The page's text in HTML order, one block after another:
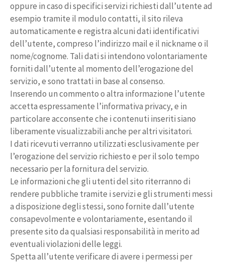
oppure in caso di specifici servizi richiesti dall’utente ad
esempio tramite il modulo contatti, il sito rileva
automaticamente e registra alcuni dati identificativi
dell’utente, compreso l’indirizzo mail e il nickname o il
nome/cognome. Tali dati si intendono volontariamente
forniti dall’utente al momento dell’erogazione del
servizio, e sono trattati in base al consenso.
Inserendo un commento o altra informazione l’utente
accetta espressamente l’informativa privacy, e in
particolare acconsente che i contenuti inseriti siano
liberamente visualizzabili anche per altri visitatori.
I dati ricevuti verranno utilizzati esclusivamente per
l’erogazione del servizio richiesto e per il solo tempo
necessario per la fornitura del servizio.
Le informazioni che gli utenti del sito riterranno di
rendere pubbliche tramite i servizi e gli strumenti messi
a disposizione degli stessi, sono fornite dall’utente
consapevolmente e volontariamente, esentando il
presente sito da qualsiasi responsabilità in merito ad
eventuali violazioni delle leggi.
Spetta all’utente verificare di avere i permessi per